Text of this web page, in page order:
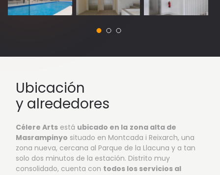
Ubicación
y alrededores
Célere Arts está ubicado en la zona alta de
Masrampinyo situado en Montcada i Reixarch, una
zona nueva, cercana al Parque de la Llacuna y a tan
solo dos minutos de la estación. Distrito muy
consolidado, cuenta con todos los servicios al